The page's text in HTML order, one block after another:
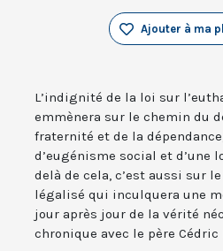
Ajouter à ma
L’indignité de la loi sur
emmènera sur le chemin du
fraternité et de la
d’eugénisme social et d’une
delà de cela, c’est aussi sur
légalisé qui inculquera une
jour après jour de la vérité
chronique avec le père Cédric